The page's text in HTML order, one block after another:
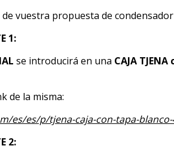
de vuestra propuesta de
1:
se introducirá en una CAJA TJENA
de la misma:
es/es/p/tjena-caja-con-tapa-blanco-
2: